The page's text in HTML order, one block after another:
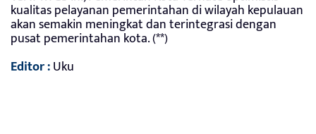
kualitas pelayanan pemerintahan di wilayah kepulauan
akan semakin meningkat dan terintegrasi dengan
pusat pemerintahan kota. (**)
Editor :Uku